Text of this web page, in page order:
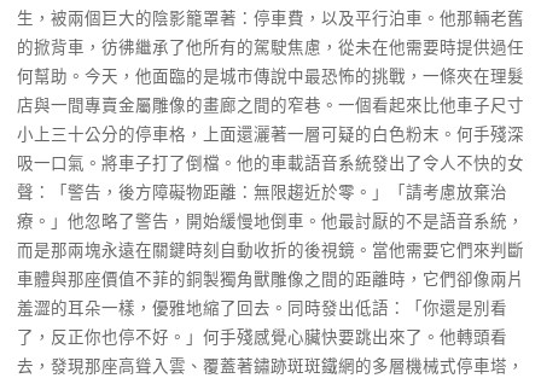
生，被兩個巨大的陰影籠罩著：停車費，以及平行泊車。他那輛老舊
的掀背車，彷彿繼承了他所有的駕駛焦慮，從未在他需要時提供過任
何幫助。今天，他面臨的是城市傳說中最恐怖的挑戰，一條夾在理髮
店與一間專賣金屬雕像的畫廊之間的窄巷。一個看起來比他車子尺寸
小上三十公分的停車格，上面還灑著一層可疑的白色粉末。何手殘深
吸一口氣。將車子打了倒檔。他的車載語音系統發出了令人不快的女
聲：「警告，後方障礙物距離：無限趨近於零。」「請考慮放棄治
療。」他忽略了警告，開始緩慢地倒車。他最討厭的不是語音系統，
而是那兩塊永遠在關鍵時刻自動收折的後視鏡。當他需要它們來判斷
車體與那座價值不菲的銅製獨角獸雕像之間的距離時，它們卻像兩片
羞澀的耳朵一樣，優雅地縮了回去。同時發出低語：「你還是別看
了，反正你也停不好。」何手殘感覺心臟快要跳出來了。他轉頭看
去，發現那座高聳入雲、覆蓋著鏽跡斑斑鐵網的多層機械式停車塔，